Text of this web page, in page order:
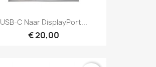
USB-C Naar DisplayPort...
€ 20,00